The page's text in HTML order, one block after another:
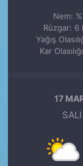
Nem:
Rüzgar: 6
Yağış
Kar
17
SALI